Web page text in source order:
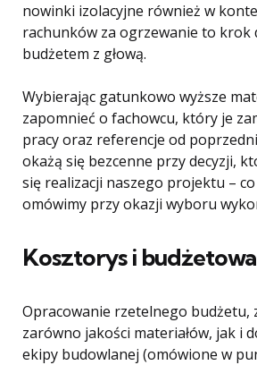
nowinki izolacyjne również w
rachunków za ogrzewanie to krok
budżetem z głową.
Wybierając gatunkowo wyższe
zapomnieć o fachowcu, który je
pracy oraz referencje od
okażą się bezcenne przy decyzji,
się realizacji naszego projektu – co
omówimy przy okazji wyboru
Kosztorys i
Opracowanie rzetelnego budżetu,
zarówno jakości materiałów, jak i
ekipy budowlanej (omówione w